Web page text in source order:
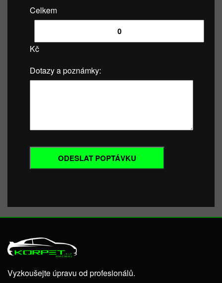
Celkem
Kč
Dotazy a poznámky:
Vyzkoušejte úpravu od profesionálů.